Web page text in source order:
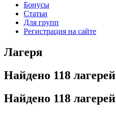
Бонусы
Статьи
Для групп
Регистрация на сайте
Лагеря
Найдено 118 лагерей
Найдено 118 лагерей